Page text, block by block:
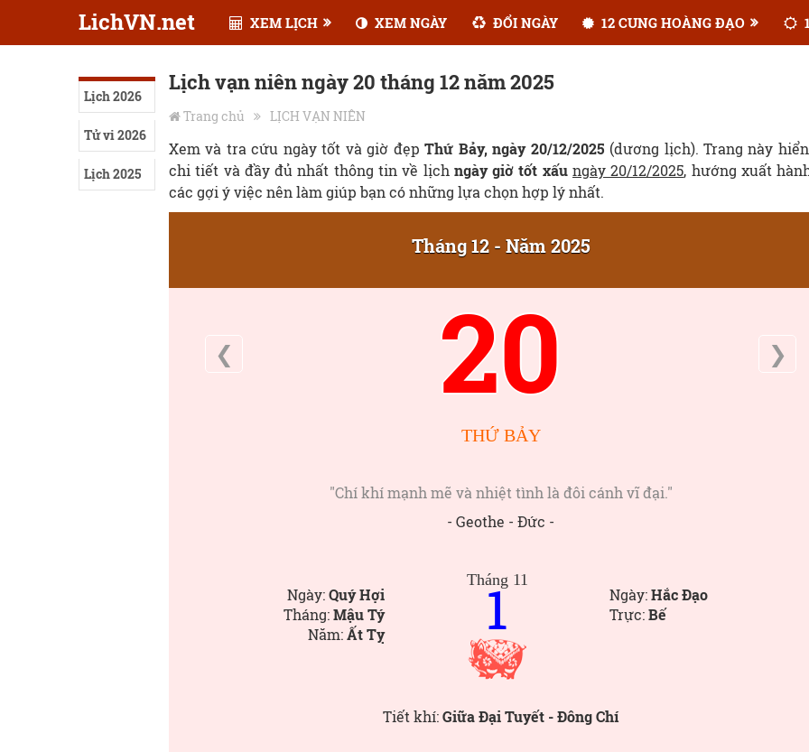
LichVN.net XEM LỊCH XEM NGÀY ĐỔI NGÀY 12 CUNG HOÀNG ĐẠO
Lịch 2026
Tử vi 2026
Lịch 2025
Lịch vạn niên ngày 20 tháng 12 năm 2025
Trang chủ LỊCH VẠN NIÊN
Xem và tra cứu ngày tốt và giờ đẹpThứ Bảy, ngày 20/12/2025 (dương lịch). Trang này
chi tiết và đầy đủ nhất thông tin về lịch ngày giờ tốt xấu ngày 20/12/2025, hướng xuất
các gợi ý việc nên làm giúp bạn có những lựa chọn hợp lý nhất.
Tháng 12 - Năm 2025
❮ 20 ❯
THỨ BẢY
"Chí khí mạnh mẽ và nhiệt tình là đôi cánh vĩ đại."
- Geothe - Đức -
Ngày:Quý Hợi
Tháng:Mậu Tý
Năm:Ất Tỵ
Tháng 11
1 Ngày:Hắc Đạo
Trực:Bế
Tiết khí:Giữa Đại Tuyết - Đông Chí